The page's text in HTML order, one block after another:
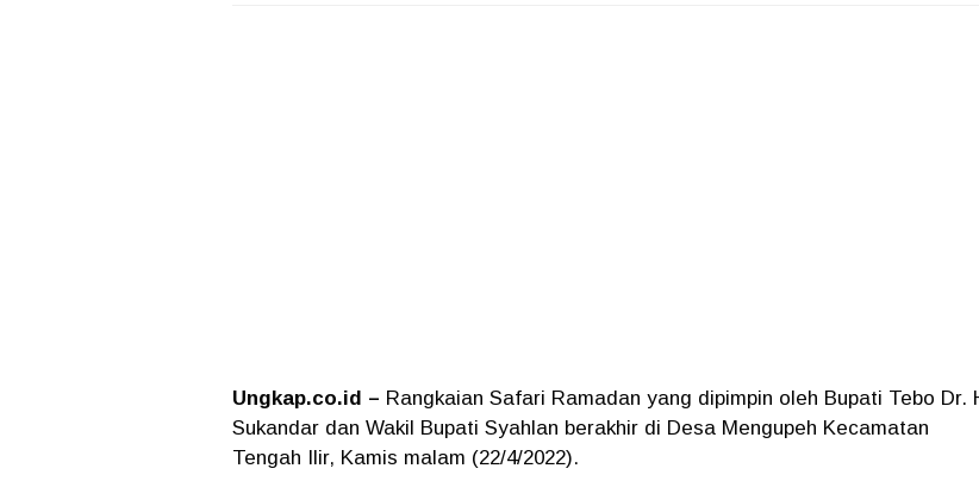
Ungkap.co.id – Rangkaian Safari Ramadan yang dipimpin oleh Bupati Tebo Dr.
Sukandar dan Wakil Bupati Syahlan berakhir di Desa Mengupeh Kecamatan
Tengah Ilir, Kamis malam (22/4/2022).